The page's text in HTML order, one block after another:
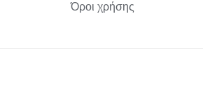
Όροι χρήσης